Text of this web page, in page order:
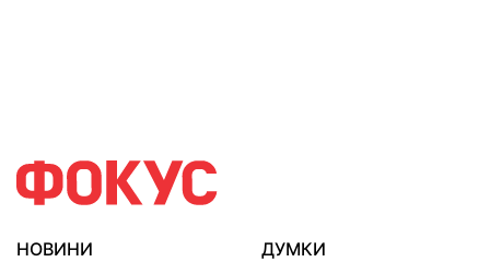
НОВИНИ
ДУМКИ